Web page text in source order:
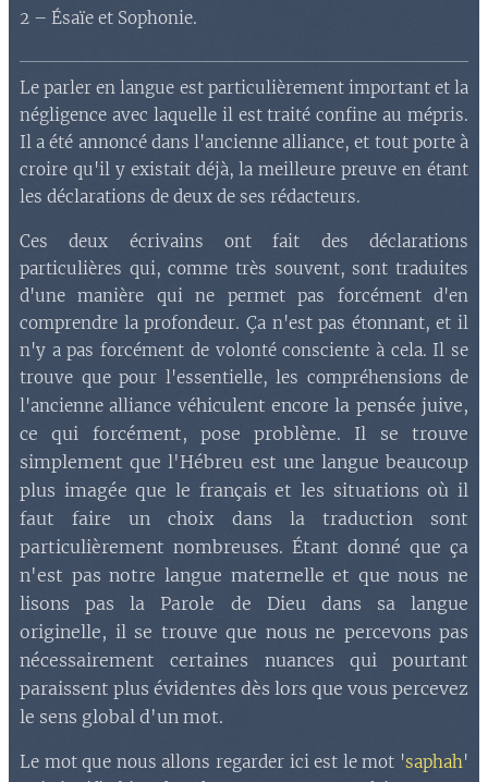
2 – Ésaïe et Sophonie.
Le parler en langue est particulièrement important et la
négligence avec laquelle il est traité confine au mépris.
Il a été annoncé dans l'ancienne alliance, et tout porte à
croire qu'il y existait déjà, la meilleure preuve en étant
les déclarations de deux de ses rédacteurs.
Ces deux écrivains ont fait des déclarations
particulières qui, comme très souvent, sont traduites
d'une manière qui ne permet pas forcément d'en
comprendre la profondeur. Ça n'est pas étonnant, et il
n'y a pas forcément de volonté consciente à cela. Il se
trouve que pour l'essentielle, les compréhensions de
l'ancienne alliance véhiculent encore la pensée juive,
ce qui forcément, pose problème. Il se trouve
simplement que l'Hébreu est une langue beaucoup
plus imagée que le français et les situations où il
faut faire un choix dans la traduction sont
particulièrement nombreuses. Étant donné que ça
n'est pas notre langue maternelle et que nous ne
lisons pas la Parole de Dieu dans sa langue
originelle, il se trouve que nous ne percevons pas
nécessairement certaines nuances qui pourtant
paraissent plus évidentes dès lors que vous percevez
le sens global d'un mot.
Le mot que nous allons regarder ici est le mot 'saphah'